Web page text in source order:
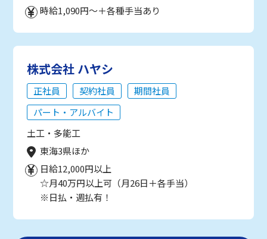
時給1,090円～＋各種手当あり
株式会社 ハヤシ
正社員 契約社員
期間社員
パート・アルバイト
土工・多能工
東海3県ほか
日給12,000円以上
☆月40万円以上可（月26日＋各手当）
※日払・週払有！